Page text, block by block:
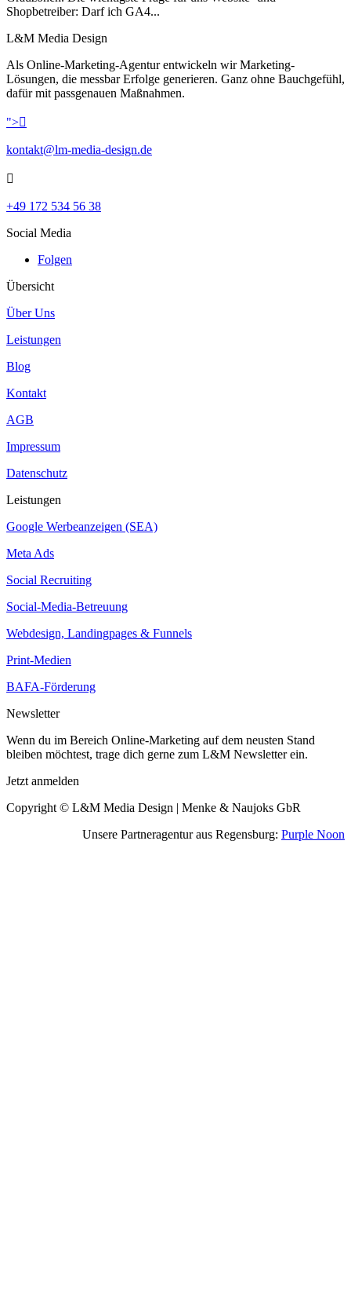
Shopbetreiber: Darf ich GA4...
L&M Media Design
Als Online-Marketing-Agentur entwickeln wir Marketing-
Lösungen, die messbar Erfolge generieren. Ganz ohne Bauchgefühl,
dafür mit passgenauen Maßnahmen.
">
kontakt@lm-media-design.de

+49 172 534 56 38
Social Media
Folgen
Übersicht
Über Uns
Leistungen
Blog
Kontakt
AGB
Impressum
Datenschutz
Leistungen
Google Werbeanzeigen (SEA)
Meta Ads
Social Recruiting
Social-Media-Betreuung
Webdesign, Landingpages & Funnels
Print-Medien
BAFA-Förderung
Newsletter
Wenn du im Bereich Online-Marketing auf dem neusten Stand
bleiben möchtest, trage dich gerne zum L&M Newsletter ein.
Jetzt anmelden
Copyright © L&M Media Design | Menke & Naujoks GbR
Unsere Partneragentur aus Regensburg: Purple Noon